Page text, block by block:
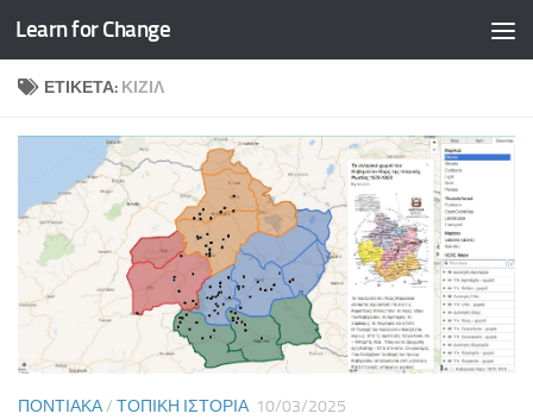
Skip to content
Learn for Change
ΕΤΙΚΈΤΑ: ΚΙΖΊΛ
ΠΟΝΤΙΑΚΆ/ ΤΟΠΙΚΉ ΙΣΤΟΡΊΑ 10/03/2025